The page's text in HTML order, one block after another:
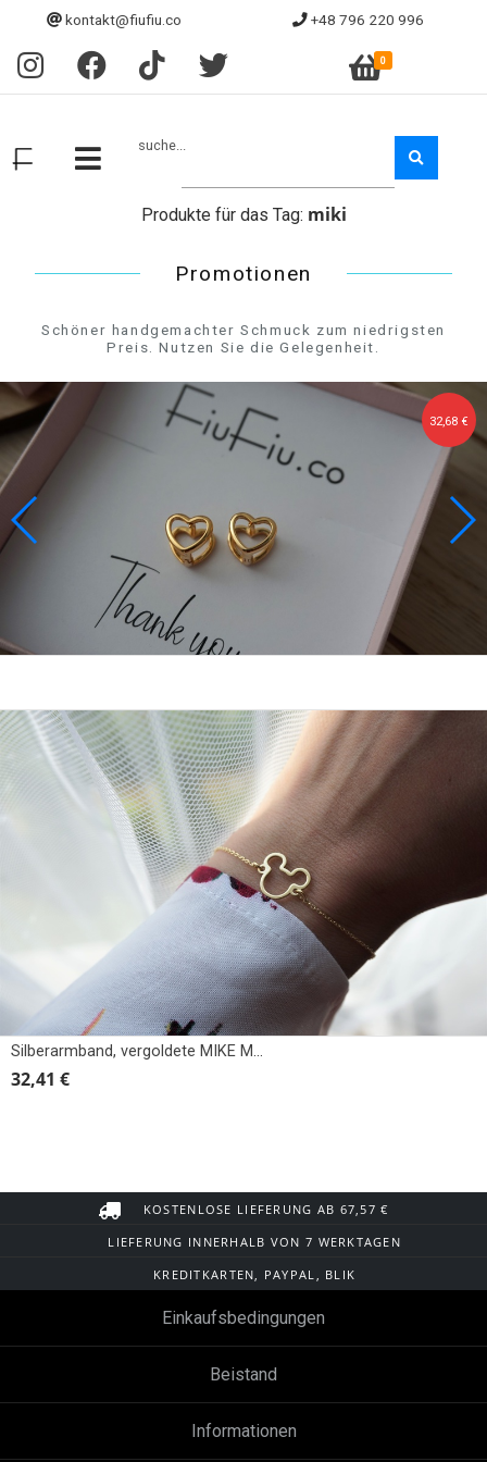
kontakt@fiufiu.co +48 796 220 996
0
suche...
Produkte für das Tag: miki
Promotionen
Schöner handgemachter Schmuck zum niedrigsten
Preis. Nutzen Sie die Gelegenheit.
32,68 €
Silberarmband, vergoldete MIKE MOUSE
32,41 €
KOSTENLOSE LIEFERUNG AB 67,57 €
LIEFERUNG INNERHALB VON 7 WERKTAGEN
KREDITKARTEN, PAYPAL, BLIK
Einkaufsbedingungen
Beistand
Informationen